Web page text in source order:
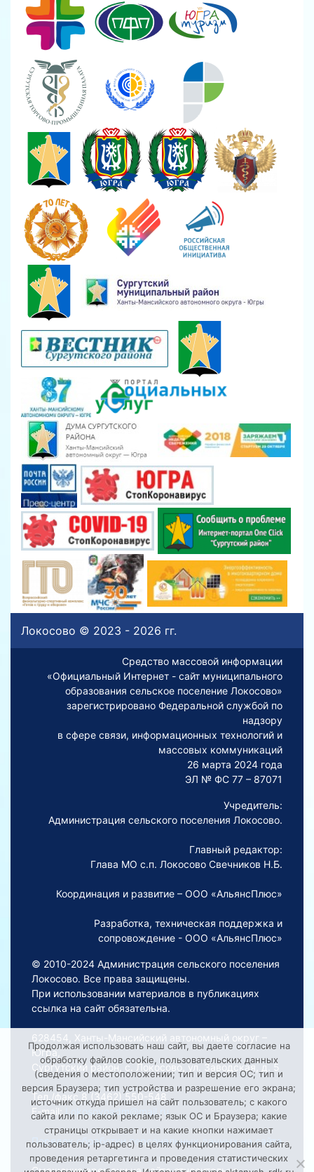
Локосово © 2023 - 2026 гг.
Средство массовой информации
«Официальный Интернет - сайт муниципального
образования сельское поселение Локосово»
зарегистрировано Федеральной службой по
надзору
в сфере связи, информационных технологий и
массовых коммуникаций
26 марта 2024 года
ЭЛ № ФС 77 – 87071
Учредитель:
Администрация сельского поселения Локосово.
Главный редактор:
Глава МО с.п. Локосово Свечников Н.Б.
Координация и развитие – ООО «АльянсПлюс»
Разработка, техническая поддержка и
сопровождение - ООО «АльянсПлюс»
© 2010-2024 Администрация сельского поселения
Локосово. Все права защищены.
При использовании материалов в публикациях
ссылка на сайт обязательна.
628454, Ханты-Мансийский автономный округ –
Югра,
Сургутский район, с. Локосово, ул. Заводская, д. 5
Тел./факс 8 (3462) 550-548
E-mail:
Lokosovoadm@mail.ru
Порядок обработки персональных данных на сайте
Продолжая использовать наш сайт, вы даете согласие на
обработку файлов cookie, пользовательских данных
(сведения о местоположении; тип и версия ОС; тип и
версия Браузера; тип устройства и разрешение его экрана;
источник откуда пришел на сайт пользователь; с какого
сайта или по какой рекламе; язык ОС и Браузера; какие
страницы открывает и на какие кнопки нажимает
пользователь; ip-адрес) в целях функционирования сайта,
проведения ретаргетинга и проведения статистических